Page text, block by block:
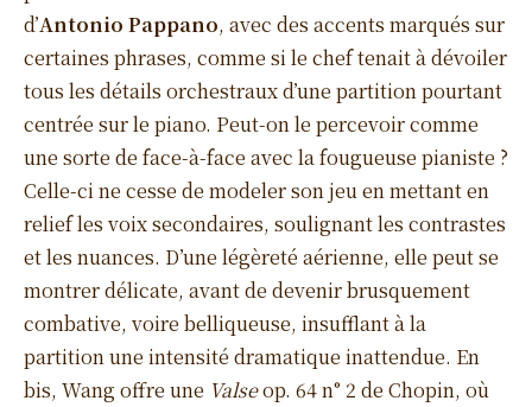
d’Antonio Pappano, avec des accents marqués sur
certaines phrases, comme si le chef tenait à dévoiler
tous les détails orchestraux d’une partition pourtant
centrée sur le piano. Peut-on le percevoir comme
une sorte de face-à-face avec la fougueuse pianiste ?
Celle-ci ne cesse de modeler son jeu en mettant en
relief les voix secondaires, soulignant les contrastes
et les nuances. D’une légèreté aérienne, elle peut se
montrer délicate, avant de devenir brusquement
combative, voire belliqueuse, insufflant à la
partition une intensité dramatique inattendue. En
bis, Wang offre une Valseop. 64 n° 2 de Chopin, où